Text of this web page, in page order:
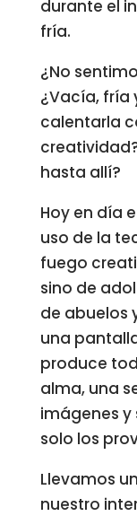
durante el
fría.
¿No
¿Vacía, fría
calentarla
hasta allí?
Hoy en día
uso de la
fuego
sino de
de abuelos
una
produce
alma, una
imágenes y
solo los
Llevamos
nuestro